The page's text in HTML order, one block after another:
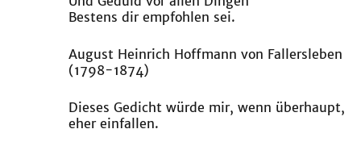
Bestens dir empfohlen sei.
August Heinrich Hoffmann von Fallersleben
(1798-1874)
Dieses Gedicht würde mir, wenn überhaupt,
eher einfallen.